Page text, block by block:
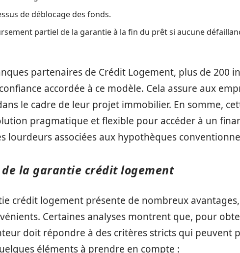
de déblocage des fonds.
partiel de la garantie à la fin du prêt si aucune
partenaires de Crédit Logement, plus de 200
accordée à ce modèle. Cela assure aux
le cadre de leur projet immobilier. En somme,
pragmatique et flexible pour accéder à un
lourdeurs associées aux hypothèques
la garantie crédit logement
crédit logement présente de nombreux avantages,
Certaines analyses montrent que, pour
doit répondre à des critères stricts qui peuvent
éléments à prendre en compte :